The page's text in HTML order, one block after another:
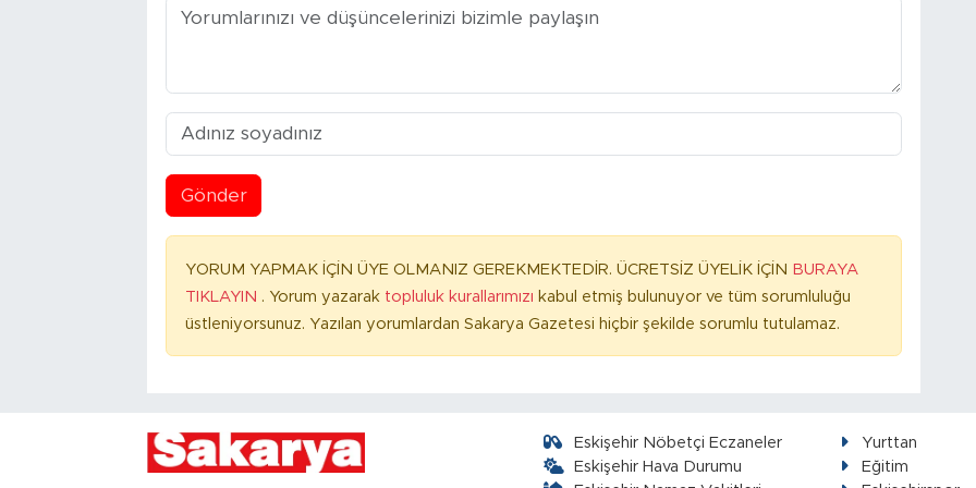
Gönder
YORUM YAPMAK İÇİN ÜYE OLMANIZ GEREKMEKTEDİR. ÜCRETSİZ ÜYELİK İÇİN BURAYA
TIKLAYIN . Yorum yazarak topluluk kurallarımızı kabul etmiş bulunuyor ve tüm sorumluluğu
üstleniyorsunuz. Yazılan yorumlardan Sakarya Gazetesi hiçbir şekilde sorumlu tutulamaz.
Eskişehir Nöbetçi Eczaneler
Eskişehir Hava Durumu
Yurttan
Eğitim